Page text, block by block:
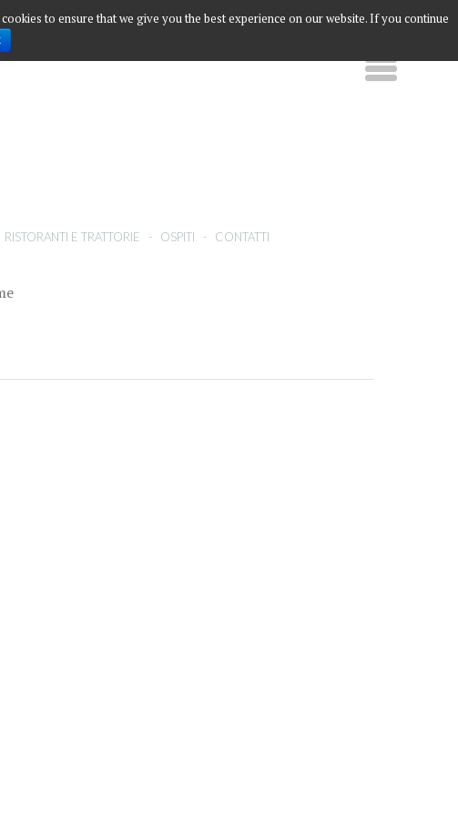
RISTORANTI E TRATTORIE - OSPITI - CONTATTI
to ensure that we give you the best experience on our website. If you continue